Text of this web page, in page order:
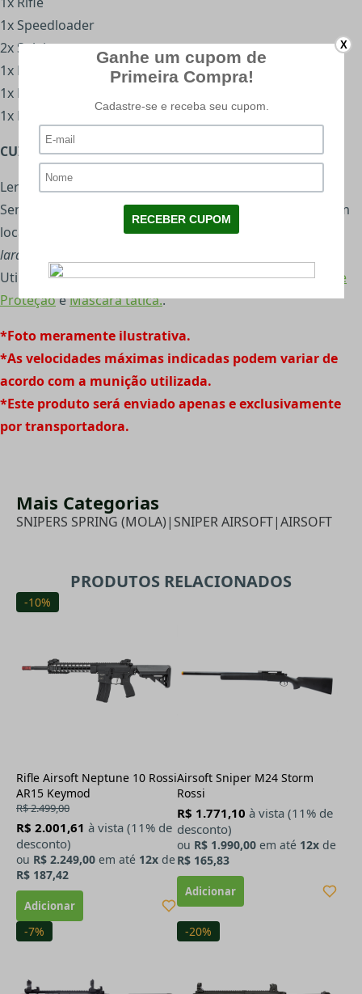
1x Speedloader
2x Soleira
1x Manual de instrução
1x Manual de garantia
1x Magazine
CUIDADOS COM AIRSOFT:
Ler o Manual antes de usar o produto;
Sempre transporte sua airsoft portando a nota fiscal, em
local seguro como
(case e capas),jamais retire a ponta
laranja
Utilize sempre os materiais de proteção comoÓculos de
ProteçãoeMáscara tática..
*Foto meramente ilustrativa.
*As velocidades máximas indicadas podem variar de
acordo com a munição utilizada.
*Este produto será enviado apenas e exclusivamente
por transportadora.
Mais Categorias
SNIPERS SPRING (MOLA)| SNIPER AIRSOFT|AIRSOFT
PRODUTOS RELACIONADOS
-10%
Rifle Airsoft Neptune 10 Rossi
AR15 Keymod
R$ 2.499,00
R$ 2.001,61 à vista (11% de
desconto)
ou R$ 2.249,00 em até 12x de
R$ 187,42
Airsoft Sniper M24 Storm
Rossi
R$ 1.771,10 à vista (11% de
desconto)
ou R$ 1.990,00 em até 12x de
R$ 165,83
-7% -20%
X